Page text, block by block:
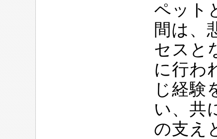
ペット
間は、
セスと
に行わ
じ経験
い、共
の支え